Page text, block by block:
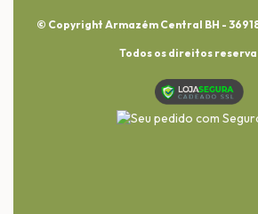
© Copyright Armazém Central BH -
Todos os direitos